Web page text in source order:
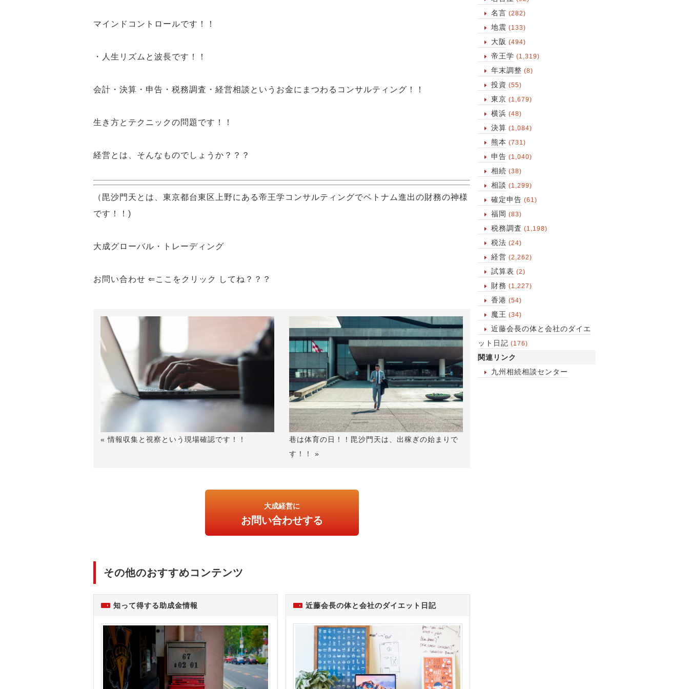
名言 (282)
地震 (133)
大阪 (494)
帝王学 (1,319)
年末調整 (8)
投資 (55)
東京 (1,679)
横浜 (48)
決算 (1,084)
熊本 (731)
申告 (1,040)
相続 (38)
相談 (1,299)
確定申告 (61)
福岡 (83)
税務調査 (1,198)
税法 (24)
経営 (2,262)
試算表 (2)
財務 (1,227)
香港 (54)
魔王 (34)
近藤会長の体と会社のダイエ
ット日記 (176)
関連リンク
九州相続相談センター
マインドコントロールです！！
・人生リズムと波長です！！
会計・決算・申告・税務調査・経営相談という お金にまつわるコンサルティング！！
生き方と テクニック の問題 です！！
経営 とは、そんなものでしょうか？？？
（毘沙門天とは、東京都台東区上野にある帝王学コンサルティングでベトナム進出の財務の神様
です！！)
大成グローバル・トレーディング
お問い合わせ ⇐ここをクリック してね？？？
« 情報収集と視察という現場確認です！！
巷は体育の日！！毘沙門天は、出稼ぎの始まりで
す！！ »
大成経営に
お問い合わせする
その他のおすすめコンテンツ
知って得する助成金情報 近藤会長の体と会社のダイエット日記